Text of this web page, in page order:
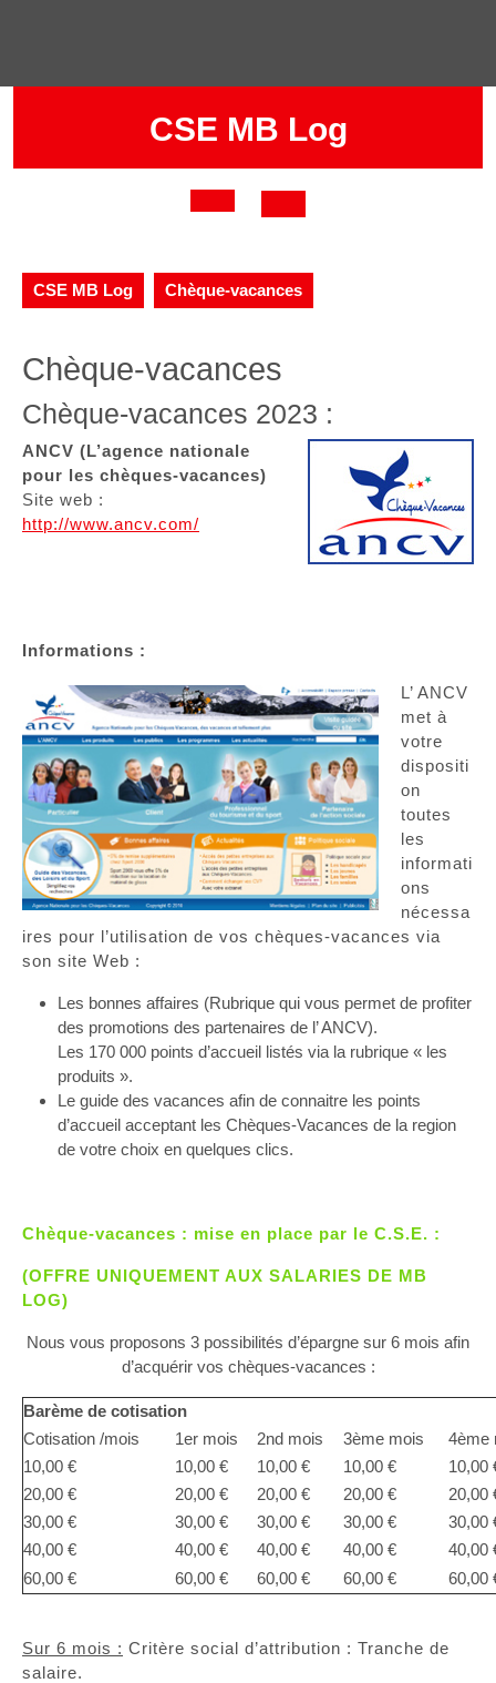
CSE MB Log
Button
CSE MB Log Chèque-vacances
Chèque-vacances
Chèque-vacances 2023 :
ANCV (L’agence nationale
pour les chèques-vacances)
Site web :
http://www.ancv.com/
Informations :
L’ ANCV
met à
votre
dispositi
on
toutes
les
informati
ons
nécessa
ires pour l’utilisation de vos chèques-vacances via
son site Web :
Les bonnes affaires (Rubrique qui vous permet de profiter
des promotions des partenaires de l’ ANCV).
Les 170 000 points d’accueil listés via la rubrique « les
produits ».
Le guide des vacances afin de connaitre les points
d’accueil acceptant les Chèques-Vacances de la region
de votre choix en quelques clics.
Chèque-vacances : mise en place par le C.S.E. :
(OFFRE UNIQUEMENT AUX SALARIES DE MB
LOG)
Nous vous proposons 3 possibilités d’épargne sur 6 mois afin
d’acquérir vos chèques-vacances :
Barème de cotisation
Cotisation /mois
1er mois 2nd mois 3ème mois
4ème
10,00 €
10,00 € 10,00 € 10,00 €
10,00
20,00 €
20,00 € 20,00 € 20,00 €
20,00
30,00 €
30,00 € 30,00 € 30,00 €
30,00
40,00 €
40,00 € 40,00 € 40,00 €
40,00
60,00 €
60,00 € 60,00 € 60,00 € 60,00
Sur 6 mois : Critère social d’attribution : Tranche de
salaire.